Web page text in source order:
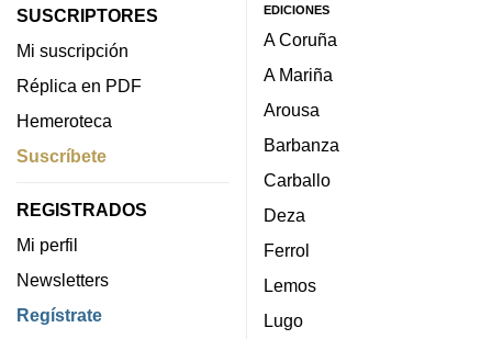
SUSCRIPTORES
Mi suscripción
Réplica en PDF
Hemeroteca
Suscríbete
REGISTRADOS
Mi perfil
Newsletters
Regístrate
EDICIONES
A Coruña
A Mariña
Arousa
Barbanza
Carballo
Deza
Ferrol
Lemos
Lugo